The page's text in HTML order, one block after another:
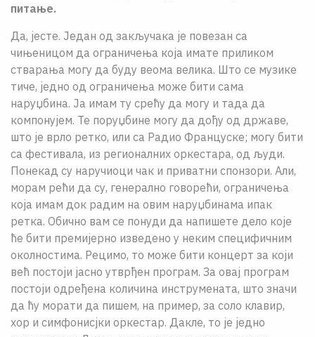
питање.
Да, јесте. Један од закључака је повезан са
чињеницом да ограничења која имате приликом
стварања могу да буду веома велика. Што се музике
тиче, једно од ограничења може бити сама
наруџбина. Ја имам ту срећу да могу и тада да
компонујем. Те поруџбине могу да дођу од државе,
што је врло ретко, или са Радио Француске; могу бити
са фестивала, из регионалних оркестара, од људи.
Понекад су наручиоци чак и приватни спонзори. Али,
морам рећи да су, генерално говорећи, ограничења
која имам док радим на овим наруџбинама ипак
ретка. Обично вам се понуди да напишете дело које
ће бити премијерно изведено у неким специфичним
околностима. Рецимо, то може бити концерт за који
већ постоји јасно утврђен програм. За овај програм
постоји одређена количина инструмената, што значи
да ћу морати да пишем, на пример, за соло клавир,
хор и симфонисјки оркестар. Дакле, то је једно